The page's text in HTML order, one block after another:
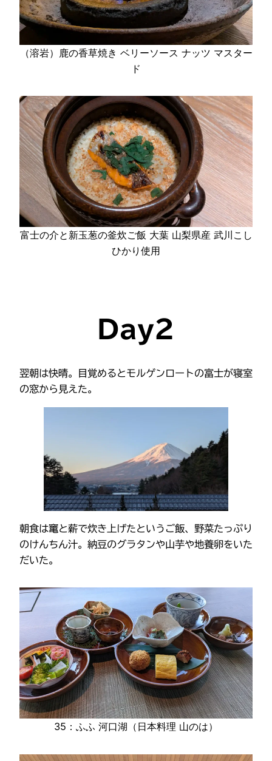
（溶岩）鹿の香草焼き ベリーソース ナッツ マスター
ド
富士の介と新玉葱の釜炊ご飯 大葉 山梨県産 武川こし
ひかり使用
Day2
翌朝は快晴。目覚めるとモルゲンロートの富士が寝室
の窓から見えた。
朝食は竃と薪で炊き上げたというご飯、野菜たっぷり
のけんちん汁。納豆のグラタンや山芋や地養卵をいた
だいた。
35：ふふ 河口湖（日本料理 山のは）